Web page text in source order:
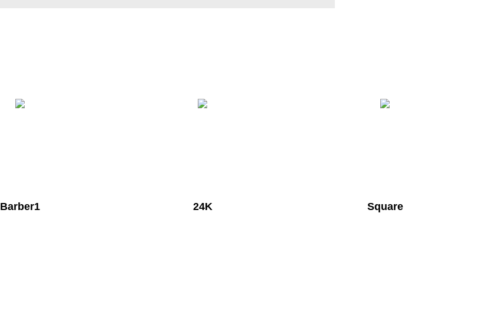
Barber1 24K Square